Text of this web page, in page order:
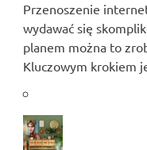
Przenoszenie
wydawać się
planem można to
Kluczowym krokiem